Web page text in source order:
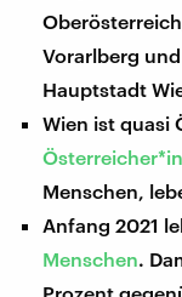
Vorarlberg
Hauptstadt
Wien ist quasi
Menschen,
Anfang 2021
Menschen.